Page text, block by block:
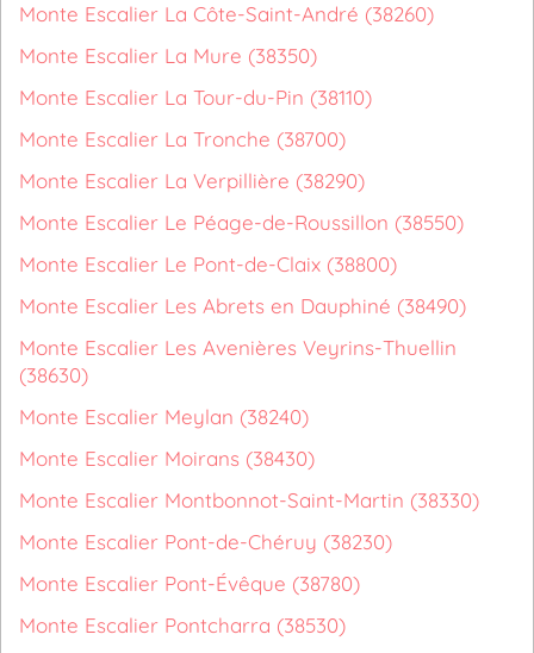
Monte Escalier La Côte-Saint-André (38260)
Monte Escalier La Mure (38350)
Monte Escalier La Tour-du-Pin (38110)
Monte Escalier La Tronche (38700)
Monte Escalier La Verpillière (38290)
Monte Escalier Le Péage-de-Roussillon (38550)
Monte Escalier Le Pont-de-Claix (38800)
Monte Escalier Les Abrets en Dauphiné (38490)
Monte Escalier Les Avenières Veyrins-Thuellin
(38630)
Monte Escalier Meylan (38240)
Monte Escalier Moirans (38430)
Monte Escalier Montbonnot-Saint-Martin (38330)
Monte Escalier Pont-de-Chéruy (38230)
Monte Escalier Pont-Évêque (38780)
Monte Escalier Pontcharra (38530)